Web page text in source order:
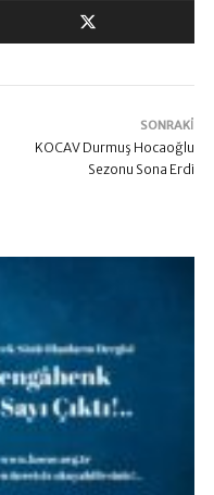
SONRAKI
KOCAV Durmuş Hocaoğlu
Sezonu Sona Erdi